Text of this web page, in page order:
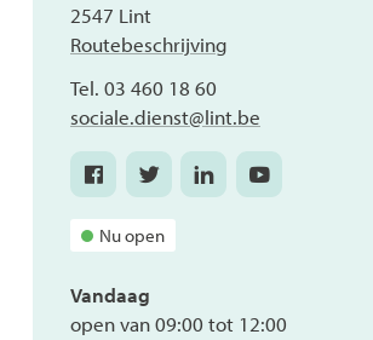
,2547 Lint
Routebeschrijving
Tel. 03 460 18 60
E-
sociale.dienst@lint.be
Facebook
Sociale
dienst
OCMW
Twitter
Sociale
dienst
OCMW
Linkedin
Sociale
Youtube
Sociale
Nu open
Vandaag
open van09:00 tot 12:00